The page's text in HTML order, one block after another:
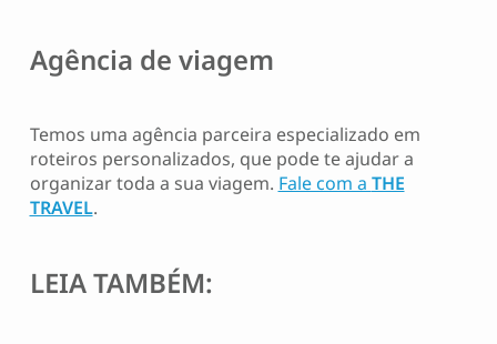
Agência de viagem
Temos uma agência parceira especializado em
roteiros personalizados, que pode te ajudar a
organizar toda a sua viagem. Fale com a THE
TRAVEL.
LEIA TAMBÉM: